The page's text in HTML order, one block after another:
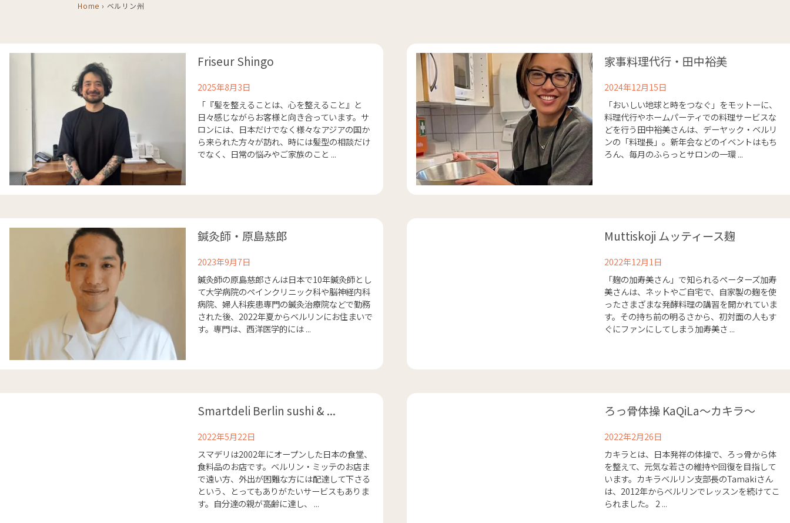
Home › ベルリン州
Friseur Shingo
2025年8月3日
「『髪を整えることは、心を整えること』と
日々感じながらお客様と向き合っています。サ
ロンには、日本だけでなく様々なアジアの国か
ら来られた方々が訪れ、時には髪型の相談だけ
でなく、日常の悩みやご家族のこと ...
家事料理代行・田中裕美
2024年12月15日
「おいしい地球と時をつなぐ」をモットーに、
料理代行やホームパーティでの料理サービスな
どを行う田中裕美さんは、デーヤック・ベルリ
ンの「料理長」。新年会などのイベントはもち
ろん、毎月のふらっとサロンの一環 ...
鍼灸師・原島慈郎
2023年9月7日
鍼灸師の原島慈郎さんは日本で10年鍼灸師とし
て大学病院のペインクリニック科や脳神経内科
病院、婦人科疾患専門の鍼灸治療院などで勤務
された後、2022年夏からベルリンにお住まいで
す。専門は、西洋医学的には ...
Muttiskoji ムッティース麹
2022年12月1日
「麹の加寿美さん」で知られるペーターズ加寿
美さんは、ネットやご自宅で、自家製の麹を使
ったさまざまな発酵料理の講習を開かれていま
す。その持ち前の明るさから、初対面の人もす
ぐにファンにしてしまう加寿美さ ...
Smartdeli Berlin sushi & ...
2022年5月22日
スマデリは2002年にオープンした日本の食堂、
食料品のお店です。ベルリン・ミッテのお店ま
で遠い方、外出が困難な方には配達して下さる
という、とってもありがたいサービスもありま
す。自分達の親が高齢に達し、 ...
ろっ骨体操 KaQiLa〜カキラ〜
2022年2月26日
カキラとは、日本発祥の体操で、ろっ骨から体
を整えて、元気な若さの維持や回復を目指して
います。カキラベルリン支部長のTamakiさん
は、2012年からベルリンでレッスンを続けてこ
られました。 2 ...